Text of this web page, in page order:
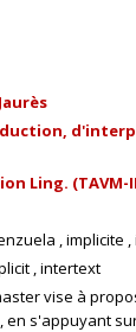
Ling. (TAVM-
implicite
intertext
vise à
s'appuyant